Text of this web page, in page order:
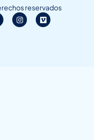
reservados